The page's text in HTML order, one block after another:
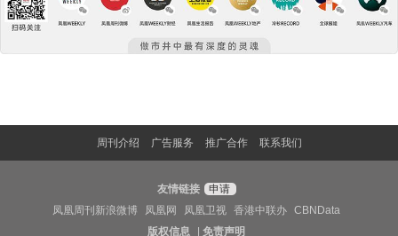
周刊介绍 广告服务 推广合作 联系我们
友情链接
申请
凤凰周刊新浪微博
凤凰网 凤凰卫视 香港中联办
CBNData
版权信息
|免责声明